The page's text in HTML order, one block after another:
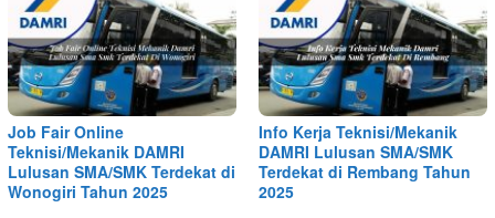
Job Fair Online
Teknisi/Mekanik DAMRI
Lulusan SMA/SMK Terdekat di
Wonogiri Tahun 2025
Info Kerja Teknisi/Mekanik
DAMRI Lulusan SMA/SMK
Terdekat di Rembang Tahun
2025